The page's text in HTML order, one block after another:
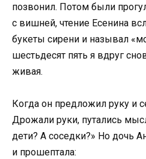
позвонил. Потом были
с вишней, чтение Есенина
букеты сирени и называл
шестьдесят пять я вдруг
живая.
Когда он предложил руку и
Дрожали руки, путались
дети? А соседки?» Но дочь
и прошептала: